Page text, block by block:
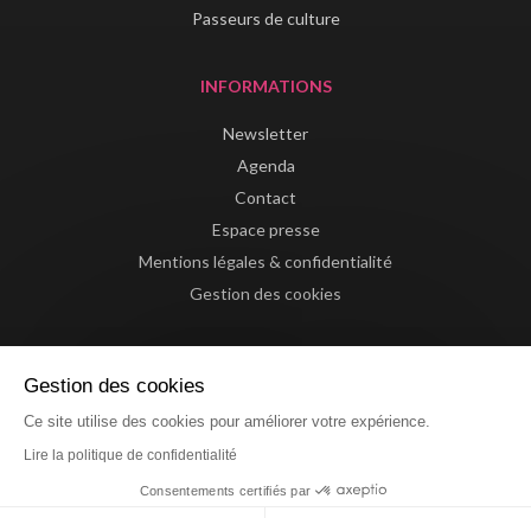
Passeurs de culture
INFORMATIONS
Newsletter
Agenda
Contact
Espace presse
Mentions légales & confidentialité
Gestion des cookies
Gestion des cookies
Ce site utilise des cookies pour améliorer votre expérience.
Lire la politique de confidentialité
Consentements certifiés par